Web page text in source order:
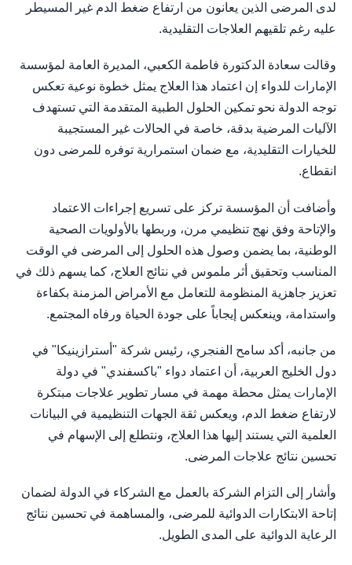
لدى المرضى الذين يعانون من ارتفاع ضغط الدم غير المسيطر
عليه رغم تلقيهم العلاجات التقليدية.
وقالت سعادة الدكتورة فاطمة الكعبي، المديرة العامة لمؤسسة
الإمارات للدواء إن اعتماد هذا العلاج يمثل خطوة نوعية تعكس
توجه الدولة نحو تمكين الحلول الطبية المتقدمة التي تستهدف
الآليات المرضية بدقة، خاصة في الحالات غير المستجيبة
للخيارات التقليدية، مع ضمان استمرارية توفره للمرضى دون
انقطاع.
وأضافت أن المؤسسة تركز على تسريع إجراءات الاعتماد
والإتاحة وفق نهج تنظيمي مرن، وربطها بالأولويات الصحية
الوطنية، بما يضمن وصول هذه الحلول إلى المرضى في الوقت
المناسب وتحقيق أثر ملموس في نتائج العلاج، كما يسهم ذلك في
تعزيز جاهزية المنظومة للتعامل مع الأمراض المزمنة بكفاءة
واستدامة، وينعكس إيجاباً على جودة الحياة ورفاه المجتمع.
من جانبه، أكد سامح الفنجري، رئيس شركة "أسترازينيكا" في
دول الخليج العربية، أن اعتماد دواء "باكسفندي" في دولة
الإمارات يمثل محطة مهمة في مسار تطوير علاجات مبتكرة
لارتفاع ضغط الدم، ويعكس ثقة الجهات التنظيمية في البيانات
العلمية التي يستند إليها هذا العلاج، ونتطلع إلى الإسهام في
تحسين نتائج علاجات المرضى.
وأشار إلى التزام الشركة بالعمل مع الشركاء في الدولة لضمان
إتاحة الابتكارات الدوائية للمرضى، والمساهمة في تحسين نتائج
الرعاية الدوائية على المدى الطويل.